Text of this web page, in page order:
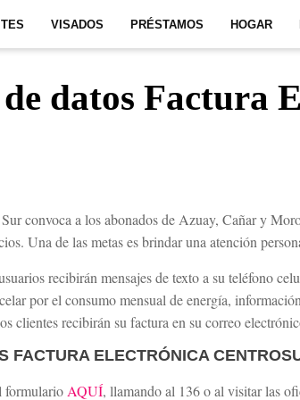
VISADOS PRÉSTAMOS HOGAR
datos Factura
convoca a los abonados de Azuay, Cañar y
Una de las metas es brindar una atención
recibirán mensajes de texto a su teléfono
por el consumo mensual de energía,
clientes recibirán su factura en su correo
FACTURA ELECTRÓNICA
formularioAQUÍ, llamando al 136 o al visitar las